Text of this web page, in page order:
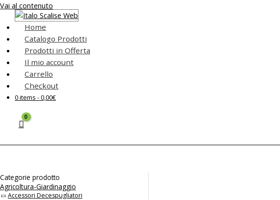
Vai al contenuto
Home
Catalogo Prodotti
Prodotti in Offerta
Il mio account
Carrello
Checkout
0 items -0,00€
Categorie prodotto
Agricoltura-Giardinaggio
Accessori Decespugliatori